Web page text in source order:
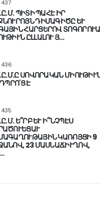
437
ՊԻՏԻ ՊԱՀԷ ԻՐ
ԴԻՄԱԳԻԾԸ ԵՒ
ՀԱՐՑԵՐՈՎ
ԸԼԼԱԼՈՒ Յ…
436
ՍՈՎՈՐԱԿԱՆ
Է
435
Ե՞ՐԲ ԵՒ Ի՞ՆՉՊԷՍ
ԿԱՌՈՅՑԻ 9
23 ՄԱՍՆԱՃԻՒՂՈՎ,